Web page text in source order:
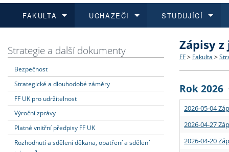
FAKULTA
Dozvědět se více
Struktura
Strategie
Podpora
UCHAZEČI
Podat přihlášku
Co
Učitelské
STUDUJÍCÍ
Dozvědět se více
Rigorózní
Dozvědět se více
O vědě a
Granty a
Dozvědět se více
Aktuální
Strategie a další dokumenty
Bezpečnost
Strategické a dlouhodobé záměry
FF UK pro udržitelnost
Výroční zprávy
Platné vnitřní předpisy FF UK
Rozhodnutí a sdělení děkana, opatření a sdělení
Zápisy
FF > Fakulta >
Rok 2026
2026-05-04
2026-04-27
2026-04-20